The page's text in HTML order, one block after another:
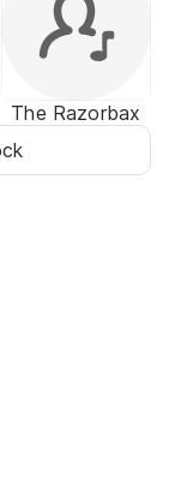
The Razorbax